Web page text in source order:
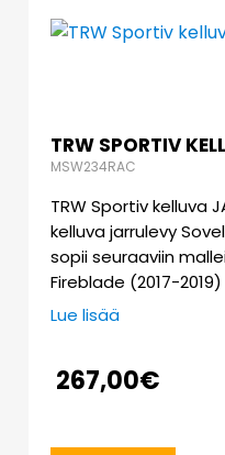
TRW SPORTIV
MSW234RAC
TRW Sportiv kelluva
kelluva jarrulevy
sopii seuraaviin
Fireblade (2017-
Lue lisää
267,00€